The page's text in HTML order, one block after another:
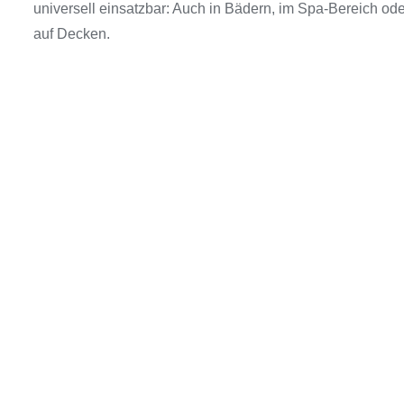
universell einsatzbar: Auch in Bädern, im Spa-Bereich
auf Decken.